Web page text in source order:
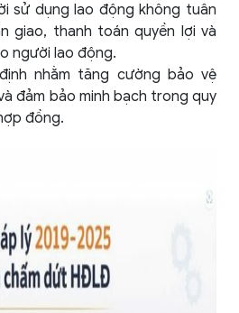
sử dụng lao động không tuân
giao, thanh toán quyền lợi và
người lao động.
nhằm tăng cường bảo vệ
đảm bảo minh bạch trong quy
đồng.